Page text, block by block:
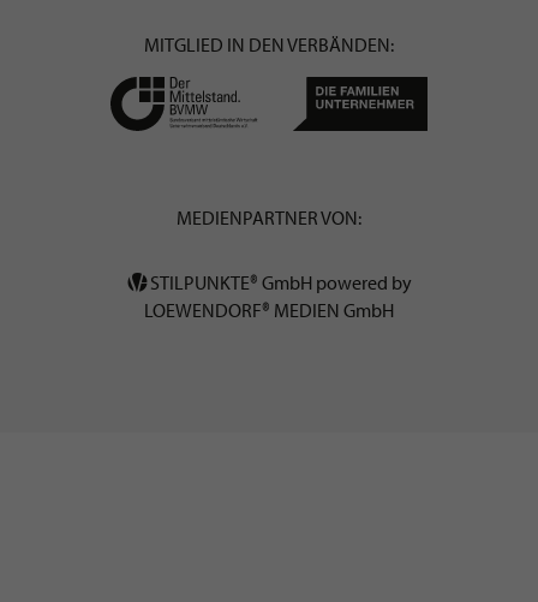
MITGLIED IN DEN VERBÄNDEN:
MEDIENPARTNER VON:
STILPUNKTE® GmbH powered by
LOEWENDORF® MEDIEN GmbH